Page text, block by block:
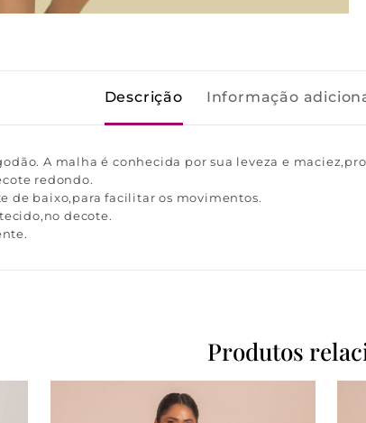
Descrição Informação
A malha é conhecida por sua leveza e
redondo.
de baixo,para facilitar os movimentos.
decote.
Produtos